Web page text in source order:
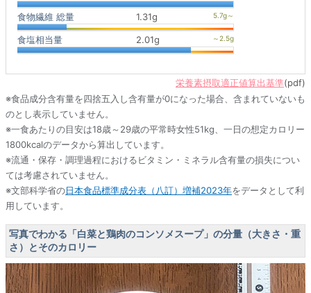
食物繊維 総量 1.31g
食塩相当量 2.01g
栄養素摂取適正値算出基準(pdf)
※食品成分含有量を四捨五入し含有量が0になった場合、含まれていないも
のとし表示していません。
※一食あたりの目安は18歳～29歳の平常時女性51kg、一日の想定カロリー
1800kcalのデータから算出しています。
※流通・保存・調理過程におけるビタミン・ミネラル含有量の損失につい
ては考慮されていません。
※文部科学省の日本食品標準成分表（八訂）増補2023年をデータとして利
用しています。
写真でわかる「白菜と鶏肉のコンソメスープ」の分量（大きさ・重
さ）とそのカロリー